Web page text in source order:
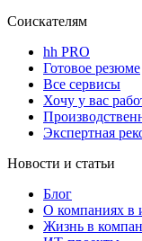
Соискателям
hh PRO
Готовое резюме
Все сервисы
Хочу у вас
Экспертная
Новости и статьи
Блог
О компаниях в
Жизнь в